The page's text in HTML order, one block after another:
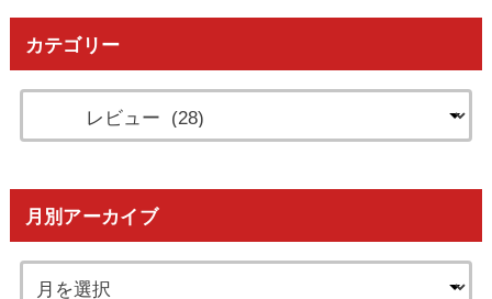
カテゴリー
月別アーカイブ